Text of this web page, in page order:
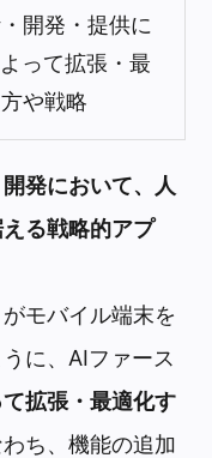
開発・提供に
って拡張・最
や戦略
発において、人
る戦略的アプ
モバイル端末を
に、AIファース
拡張・最適化す
ち、機能の追加